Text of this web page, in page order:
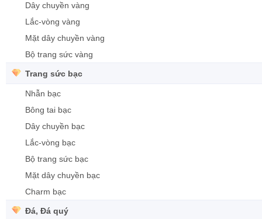
Dây chuyền vàng
Lắc-vòng vàng
Mặt dây chuyền vàng
Bộ trang sức vàng
Trang sức bạc
Nhẫn bạc
Bông tai bạc
Dây chuyền bạc
Lắc-vòng bạc
Bộ trang sức bạc
Mặt dây chuyền bạc
Charm bạc
Đá, Đá quý